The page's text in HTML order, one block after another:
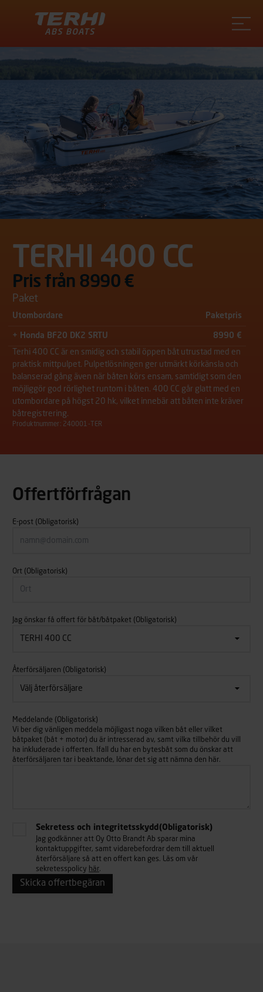
TERHI 400 CC
Pris från 8990 €
Paket
Utombordare Paketpris
+ Honda BF20 DK2 SRTU
8990 €
Terhi 400 CC är en smidig och stabil öppen båt utrustad med en
praktisk mittpulpet. Pulpetlösningen ger utmärkt körkänsla och
balanserad gång även när båten körs ensam, samtidigt som den
möjliggör god rörlighet runtom i båten. 400 CC går glatt med en
utombordare på högst 20 hk, vilket innebär att båten inte kräver
båtregistrering.
Produktnummer: 240001-TER
Offertförfrågan
E-post (Obligatorisk)
Ort (Obligatorisk)
Jag önskar få offert för båt/båtpaket (Obligatorisk)
Återförsäljaren (Obligatorisk)
Meddelande (Obligatorisk)
Vi ber dig vänligen meddela möjligast noga vilken båt eller vilket
båtpaket (båt + motor) du är intresserad av, samt vilka tillbehör du vill
ha inkluderade i offerten. Ifall du har en bytesbåt som du önskar att
återförsäljaren tar i beaktande, lönar det sig att nämna den här.
Sekretess och integritetsskydd (Obligatorisk)
Jag godkänner att Oy Otto Brandt Ab sparar mina
kontaktuppgifter, samt vidarebefordrar dem till aktuell
återförsäljare så att en offert kan ges. Läs om vår
sekretesspolicy här.